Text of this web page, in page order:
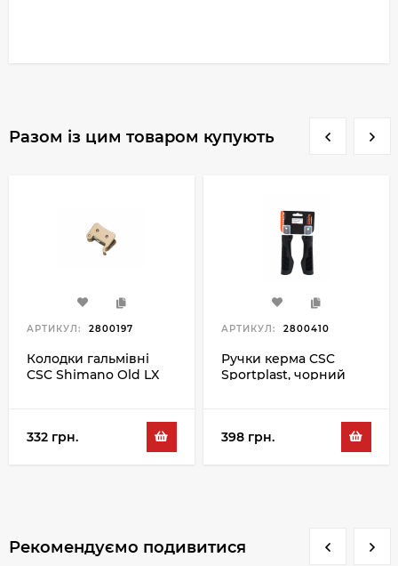
Разом із цим товаром купують
АРТИКУЛ: 2800197
Колодки гальмівні
CSC Shimano Old LX
332 грн.
АРТИКУЛ: 2800410
Ручки керма CSC
Sportplast, чорний
398 грн.
Рекомендуємо подивитися